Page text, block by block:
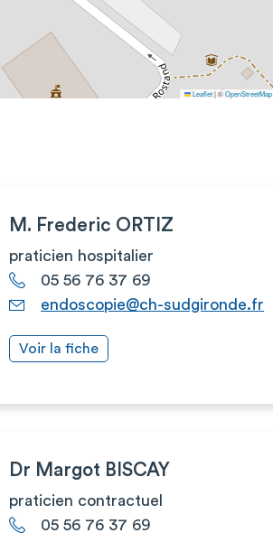
Leaflet|©OpenStreetMap
M. Frederic ORTIZ
praticien hospitalier
05 56 76 37 69
endoscopie@ch-sudgironde.fr
Voir la fiche
Dr Margot BISCAY
praticien contractuel
05 56 76 37 69